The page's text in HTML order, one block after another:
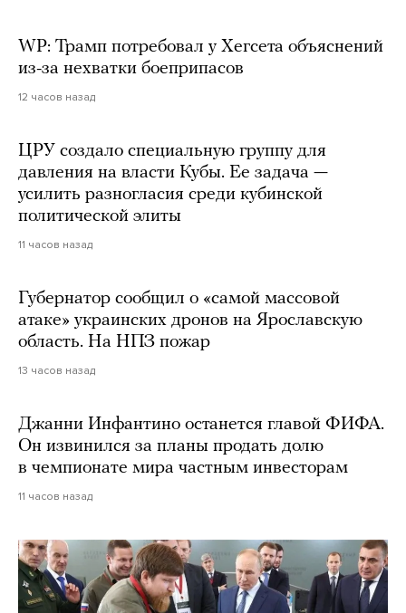
WP: Трамп потребовал у Хегсета объяснений
из-за нехватки боеприпасов
12 часов назад
ЦРУ создало специальную группу для
давления на власти Кубы. Ее задача —
усилить разногласия среди кубинской
политической элиты
11 часов назад
Губернатор сообщил о «самой массовой
атаке» украинских дронов на Ярославскую
область. На НПЗ пожар
13 часов назад
Джанни Инфантино останется главой ФИФА.
Он извинился за планы продать долю
в чемпионате мира частным инвесторам
11 часов назад